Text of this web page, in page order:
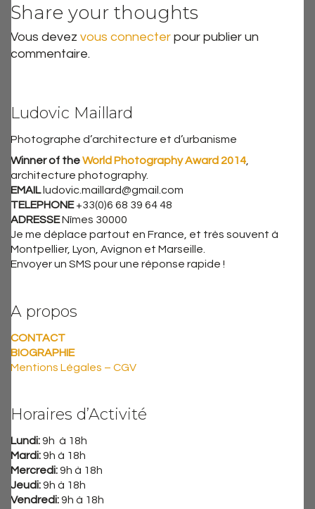
Share your thoughts
Vous devez vous connecter pour publier un
commentaire.
Ludovic Maillard
Photographe d’architecture et d’urbanisme
Winner of theWorld Photography Award 2014,
architecture photography.
EMAIL ludovic.maillard@gmail.com
TELEPHONE+33(0)6 68 39 64 48
ADRESSENîmes 30000
Je me déplace partout en France, et très souvent à
Montpellier, Lyon, Avignon et Marseille.
Envoyer un SMS pour une réponse rapide !
A propos
CONTACT
BIOGRAPHIE
Mentions Légales – CGV
Horaires d’Activité
Lundi:9h à 18h
Mardi:9h à 18h
Mercredi:9h à 18h
Jeudi:9h à 18h
Vendredi:9h à 18h